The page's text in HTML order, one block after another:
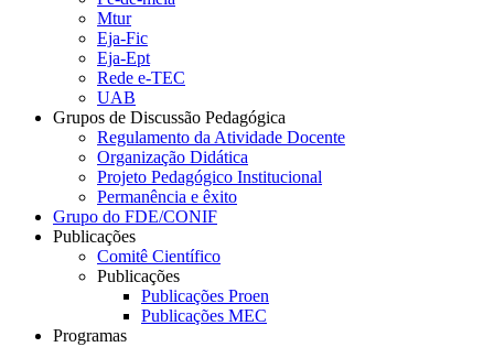
Mtur
Eja-Fic
Eja-Ept
Rede e-TEC
UAB
Grupos de Discussão Pedagógica
Regulamento da Atividade Docente
Organização Didática
Projeto Pedagógico Institucional
Permanência e êxito
Grupo do FDE/CONIF
Publicações
Comitê Científico
Publicações
Publicações Proen
Publicações MEC
Programas